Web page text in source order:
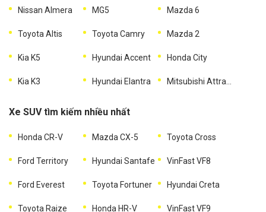
Nissan Almera MG5 Mazda 6
Toyota Altis Toyota Camry Mazda 2
Kia K5 Hyundai Accent Honda City
Kia K3 Hyundai Elantra
Xe SUV tìm kiếm nhiều nhất
Honda CR-V Mazda CX-5 Toyota Cross
Ford Territory Hyundai Santafe VinFast VF8
Ford Everest Toyota Fortuner Hyundai Creta
Toyota Raize Honda HR-V VinFast VF9